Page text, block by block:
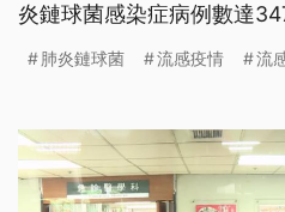
炎鏈球菌感染症病例數達
65歲以上等高風險族群將
肺炎鏈球菌 流感疫情 流